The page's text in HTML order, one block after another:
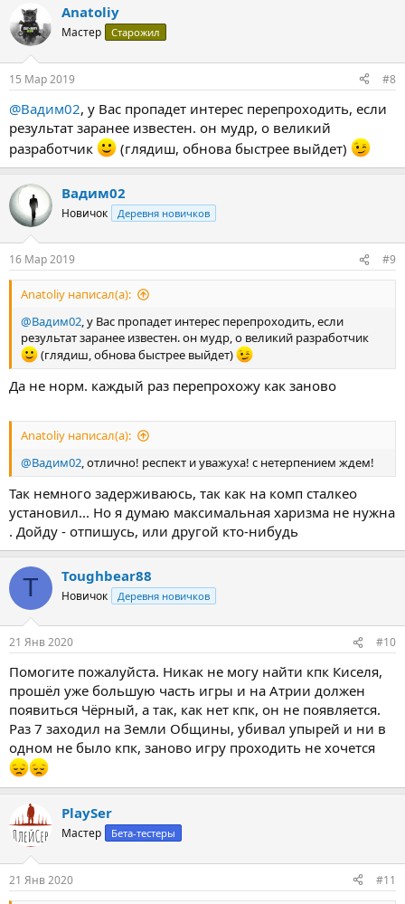
Anatoliy
Мастер Старожил
15 Мар 2019 #8
@Вадим02, у Вас пропадет интерес перепроходить, если
результат заранее известен. он мудр, о великий
разработчик
(глядиш, обнова быстрее выйдет)
Вадим02
Новичок Деревня новичков
16 Мар 2019 #9
Anatoliy написал(а):
@Вадим02, у Вас пропадет интерес перепроходить, если
результат заранее известен. он мудр, о великий разработчик
(глядиш, обнова быстрее выйдет)
Да не норм. каждый раз перепрохожу как заново
Anatoliy написал(а):
@Вадим02, отлично! респект и уважуха! с нетерпением ждем!
Так немного задерживаюсь, так как на комп сталкео
установил... Но я думаю максимальная харизма не нужна
. Дойду - отпишусь, или другой кто-нибудь
T Toughbear88
Новичок Деревня новичков
21 Янв 2020 #10
Помогите пожалуйста. Никак не могу найти кпк Киселя,
прошёл уже большую часть игры и на Атрии должен
появиться Чёрный, а так, как нет кпк, он не появляется.
Раз 7 заходил на Земли Общины, убивал упырей и ни в
одном не было кпк, заново игру проходить не хочется
PlaySer
Мастер Бета-тестеры
21 Янв 2020 #11